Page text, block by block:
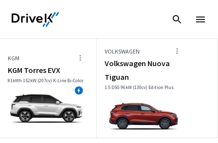
KGM
KGM Torres EVX
81kWh 152kW (207cv) K-Line Bi-Color
VOLKSWAGEN
Volkswagen Nuova
Tiguan
1.5 DSG 96kW (130cv) Edition Plus